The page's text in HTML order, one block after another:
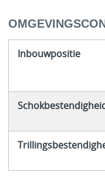
Inbouwpositie